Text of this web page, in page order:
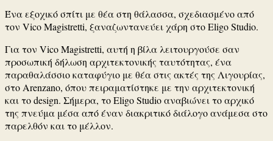
Ένα εξοχικό σπίτι με θέα στη θάλασσα, σχεδιασμένο από
τον Vico Magistretti, ξαναζωντανεύει χάρη στοEligo Studio.
Για τον Vico Magistretti, αυτή η βίλα λειτουργούσε σαν
προσωπική δήλωση αρχιτεκτονικής ταυτότητας, ένα
παραθαλάσσιο καταφύγιο με θέα στις ακτές της Λιγουρίας,
στοArenzano, όπου πειραματίστηκε με την αρχιτεκτονική
και το design. Σήμερα, τοEligo Studioαναβιώνει το αρχικό
της πνεύμα μέσα από έναν διακριτικό διάλογο ανάμεσα στο
παρελθόν και το μέλλον.